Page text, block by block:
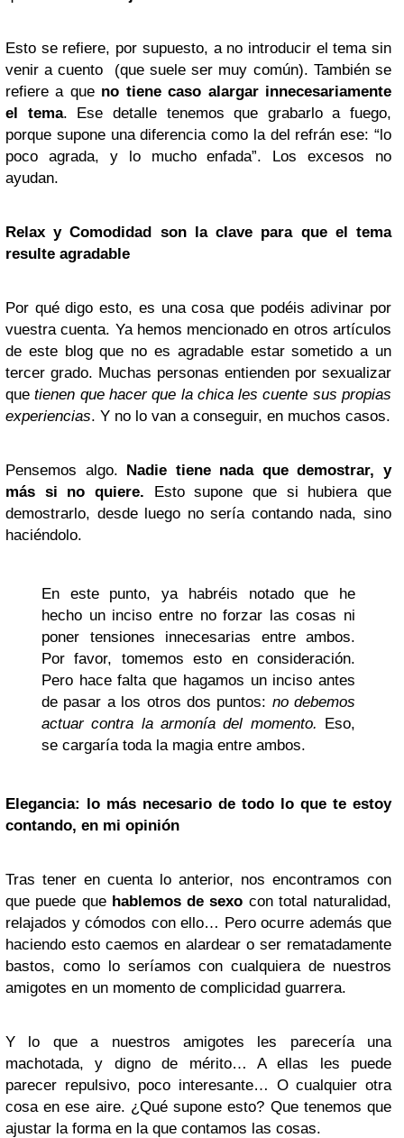
Esto se refiere, por supuesto, a no introducir el tema sin
venir a cuento
(que suele ser muy común). También se
refiere a que no tiene caso alargar innecesariamente
el tema. Ese detalle tenemos que grabarlo a fuego,
porque supone una diferencia como la del refrán ese: “lo
poco agrada, y lo mucho enfada”. Los excesos no
ayudan.
Relax y Comodidad son la clave para que el tema
resulte agradable
Por qué digo esto, es una cosa que podéis adivinar por
vuestra cuenta. Ya hemos mencionado en otros artículos
de este blog que no es agradable estar sometido a un
tercer grado. Muchas personas entienden por sexualizar
quetienen que hacer que la chica les cuente sus propias
experiencias. Y no lo van a conseguir, en muchos casos.
Pensemos algo. Nadie tiene nada que demostrar, y
más si no quiere. Esto supone que si hubiera que
demostrarlo, desde luego no sería contando nada, sino
haciéndolo.
En este punto, ya habréis notado que he
hecho un inciso entre no forzar las cosas ni
poner tensiones innecesarias entre ambos.
Por favor, tomemos esto en consideración.
Pero hace falta que hagamos un inciso antes
de pasar a los otros dos puntos: no debemos
actuar contra la armonía del momento. Eso,
se cargaría toda la magia entre ambos.
Elegancia: lo más necesario de todo lo que te estoy
contando, en mi opinión
Tras tener en cuenta lo anterior, nos encontramos con
que puede que hablemos de sexo con total naturalidad,
relajados y cómodos con ello… Pero ocurre además que
haciendo esto caemos en alardear o ser rematadamente
bastos, como lo seríamos con cualquiera de nuestros
amigotes en un momento de complicidad guarrera.
Y lo que a nuestros amigotes les parecería una
machotada, y digno de mérito… A ellas les puede
parecer repulsivo, poco interesante… O cualquier otra
cosa en ese aire. ¿Qué supone esto? Que tenemos que
ajustar la forma en la que contamos las cosas.